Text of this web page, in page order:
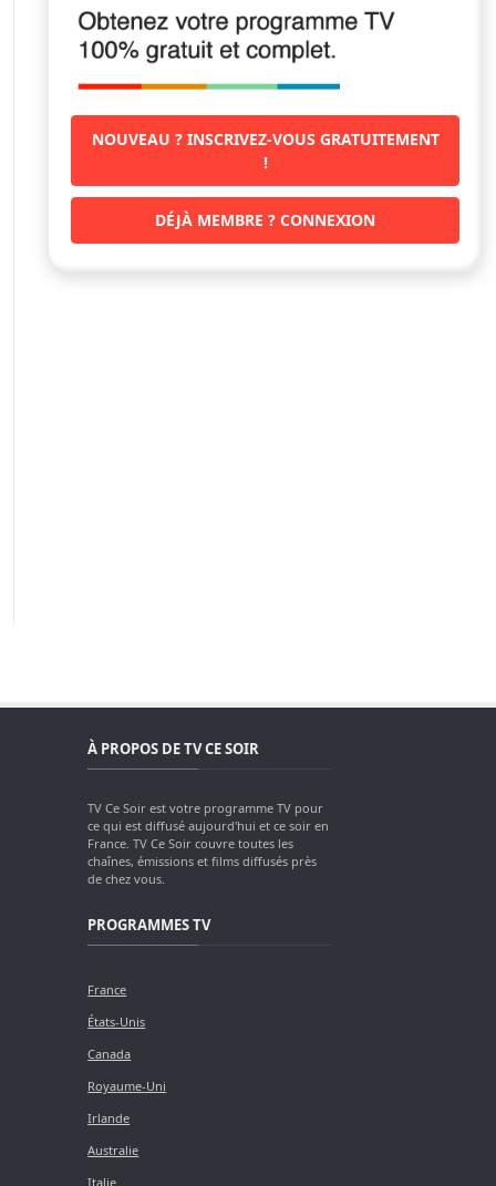
NOUVEAU ? INSCRIVEZ-VOUS GRATUITEMENT
!
DÉJÀ MEMBRE ? CONNEXION
À PROPOS DE TV CE SOIR
TV Ce Soir est votre programme TV pour
ce qui est diffusé aujourd'hui et ce soir en
France. TV Ce Soir couvre toutes les
chaînes, émissions et films diffusés près
de chez vous.
PROGRAMMES TV
France
États-Unis
Canada
Royaume-Uni
Irlande
Australie
Italie